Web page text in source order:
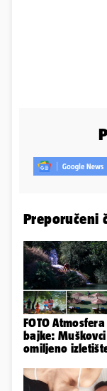
Preporučeni
FOTO
bajke:
omiljeno
zašto